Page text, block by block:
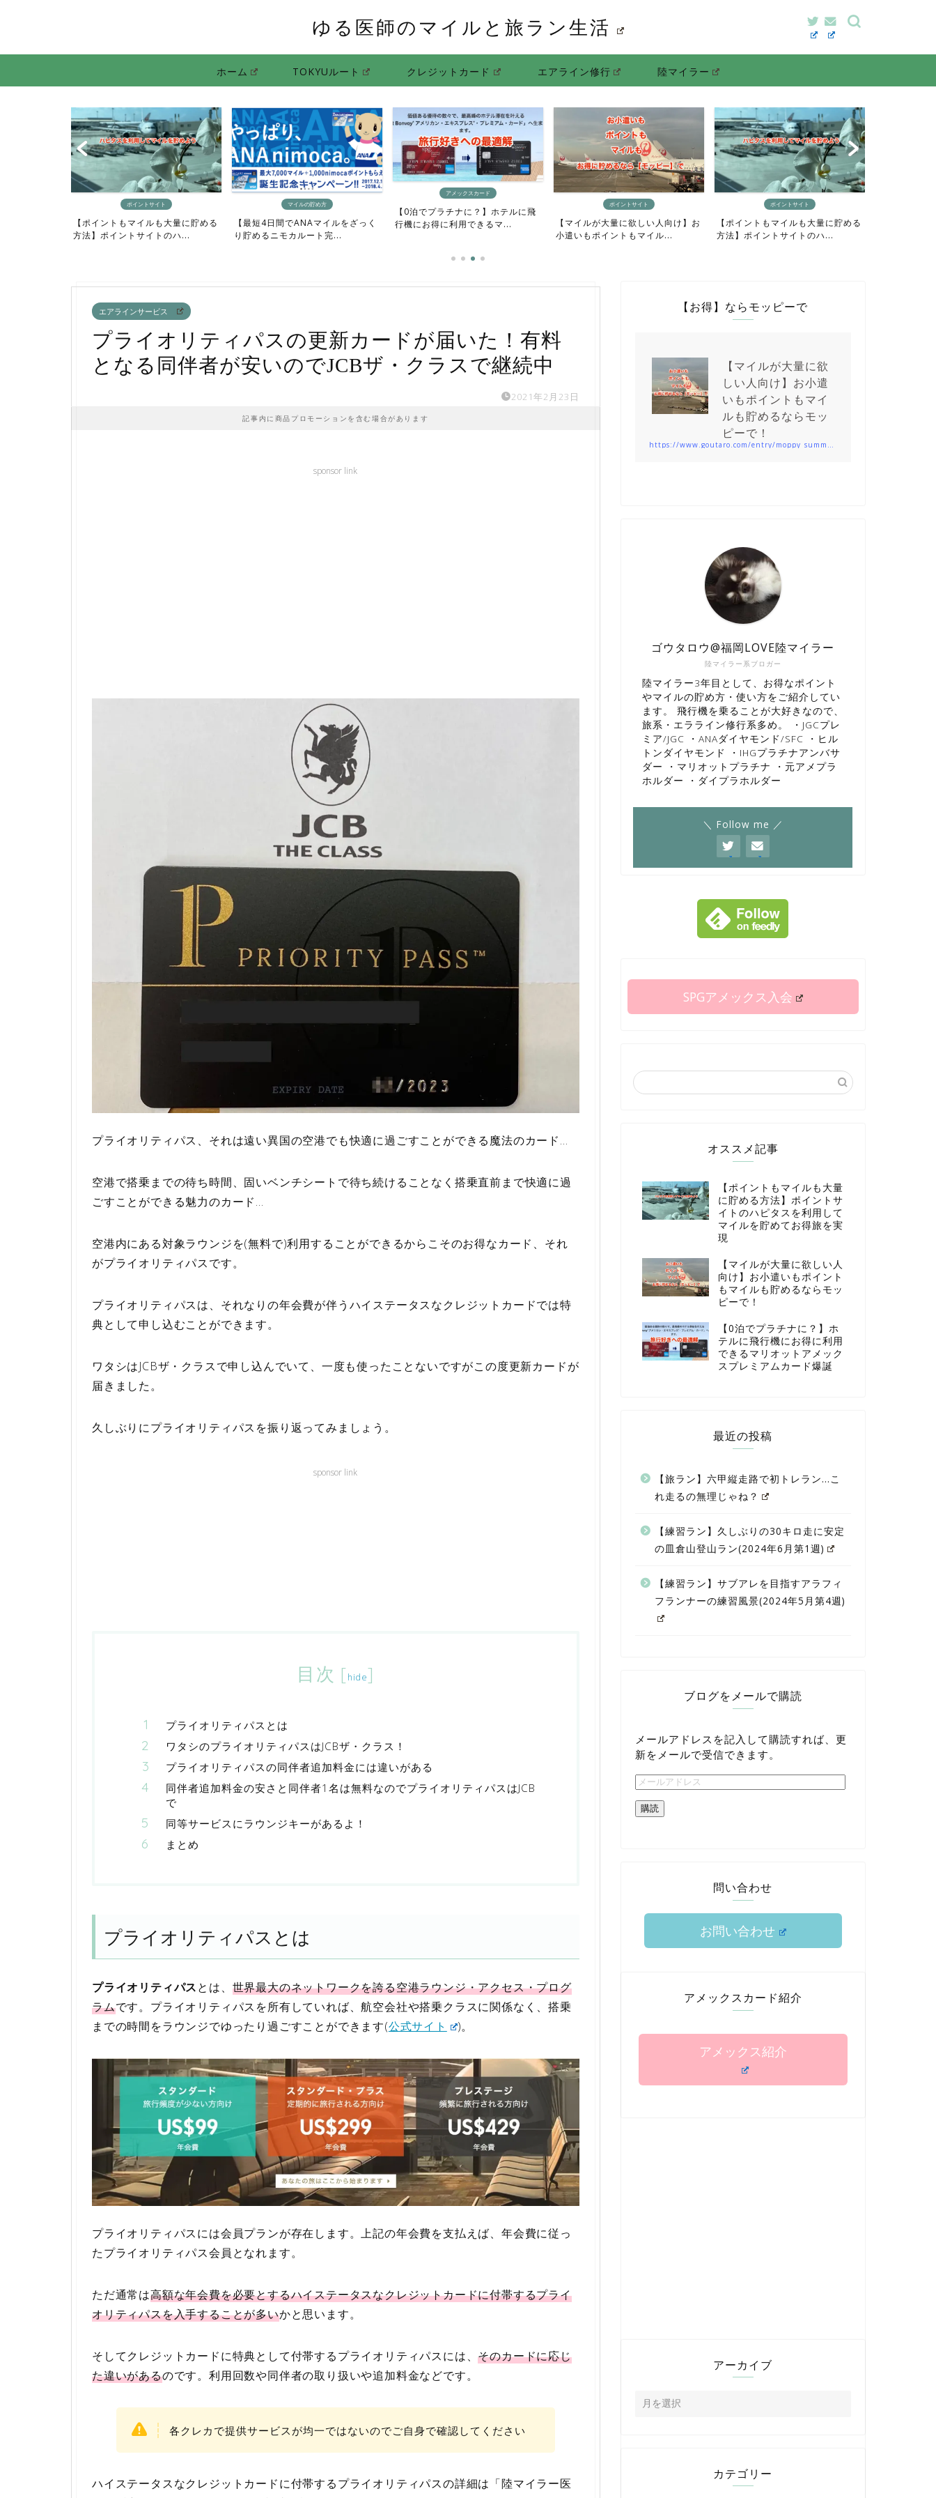
ゆる医師のマイルと旅ラン生活
ホーム TOKYUルート クレジットカード エアライン修行 陸マイラー
イルも大量に貯める
マイルの貯め方
【最短4日間でANAマイルをざっく
り貯めるニモカルート完...
アメックスカード
【0泊でプラチナに？】ホテルに飛
行機にお得に利用できるマ...
【マイルが大量に欲しい人向け】お
ポイントサイト
【ポイントもマイルも大量に貯める
方法】ポイントサイトのハ...
マイルの貯め方
【最短4日間でANAマイルをざっく
り貯めるニモカルート完...
エアラインサービス
プライオリティパスの更新カードが届いた！有料
となる同伴者が安いのでJCBザ・クラスで継続中
2021年2月23日
記事内に商品プロモーションを含む場合があります
sponsor link
プライオリティパス、それは遠い異国の空港でも快適に過ごすことができる魔法のカード…
空港で搭乗までの待ち時間、固いベンチシートで待ち続けることなく搭乗直前まで快適に過
ごすことができる魅力のカード…
空港内にある対象ラウンジを(無料で)利用することができるからこそのお得なカード、それ
がプライオリティパスです。
プライオリティパスは、それなりの年会費が伴うハイステータスなクレジットカードでは特
典として申し込むことができます。
ワタシはJCBザ・クラスで申し込んでいて、一度も使ったことないですがこの度更新カードが
届きました。
久しぶりにプライオリティパスを振り返ってみましょう。
sponsor link
目次 [hide]
プライオリティパスとは
ワタシのプライオリティパスはJCBザ・クラス！
プライオリティパスの同伴者追加料金には違いがある
同伴者追加料金の安さと同伴者1名は無料なのでプライオリティパスはJCB
で
同等サービスにラウンジキーがあるよ！
まとめ
プライオリティパスとは
プライオリティパスとは、 世界最大のネットワークを誇る空港ラウンジ・アクセス・プログ
ラムです。プライオリティパスを所有していれば、航空会社や搭乗クラスに関係なく、搭乗
までの時間をラウンジでゆったり過ごすことができます(公式サイト )。
プライオリティパスには会員プランが存在します。上記の年会費を支払えば、年会費に従っ
たプライオリティパス会員となれます。
ただ通常は高額な年会費を必要とするハイステータスなクレジットカードに付帯するプライ
オリティパスを入手することが多いかと思います。
そしてクレジットカードに特典として付帯するプライオリティパスには、そのカードに応じ
た違いがあるのです。利用回数や同伴者の取り扱いや追加料金などです。
各クレカで提供サービスが均一ではないのでご自身で確認してください
ハイステータスなクレジットカードに付帯するプライオリティパスの詳細は「陸マイラー医
【お得】ならモッピーで
【マイルが大量に欲
しい人向け】お小遣
いもポイントもマイ
ルも貯めるならモッ
ピーで！
https://www.goutaro.com/entry/moppy_summary201912
陸マイラー系ブロガー
ゴウタロウ@福岡LOVE陸マイラー
陸マイラー3年目として、お得なポイント
やマイルの貯め方・使い方をご紹介してい
ます。 飛行機を乗ることが大好きなので、
旅系・エラライン修行系多め。 ・JGCプレ
ミア/JGC ・ANAダイヤモンド/SFC ・ヒル
トンダイヤモンド ・IHGプラチナアンバサ
ダー ・マリオットプラチナ ・元アメプラ
ホルダー ・ダイプラホルダー
＼ Follow me ／
SPGアメックス入会
オススメ記事
【ポイントもマイルも大量
に貯める方法】ポイントサ
イトのハピタスを利用して
マイルを貯めてお得旅を実
現
【マイルが大量に欲しい人
向け】お小遣いもポイント
もマイルも貯めるならモッ
ピーで！
【0泊でプラチナに？】ホ
テルに飛行機にお得に利用
できるマリオットアメック
スプレミアムカード爆誕
最近の投稿
【旅ラン】六甲縦走路で初トレラン…こ
れ走るの無理じゃね？
【練習ラン】久しぶりの30キロ走に安定
の皿倉山登山ラン(2024年6月第1週)
【練習ラン】サブアレを目指すアラフィ
フランナーの練習風景(2024年5月第4週)
ブログをメールで購読
メールアドレスを記入して購読すれば、更
新をメールで受信できます。
購読
問い合わせ
お問い合わせ
アメックスカード紹介
アメックス紹介
アーカイブ
カテゴリー